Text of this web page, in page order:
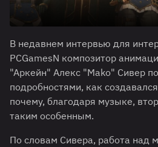
В недавнем интервью для
PCGamesN композитор
"Аркейн" Алекс "Mako" Сивер
подробностями, как
почему, благодаря музыке,
таким особенным.
По словам Сивера, работа над